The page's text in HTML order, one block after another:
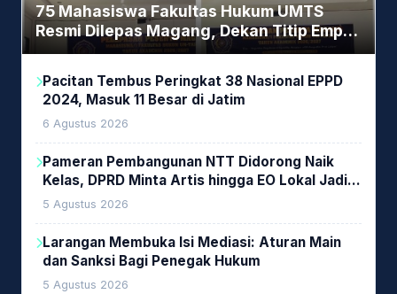
75 Mahasiswa Fakultas Hukum UMTS
Resmi Dilepas Magang, Dekan Titip Empat
Pesan Penting
Pacitan Tembus Peringkat 38 Nasional EPPD
2024, Masuk 11 Besar di Jatim
6 Agustus 2026
Pameran Pembangunan NTT Didorong Naik
Kelas, DPRD Minta Artis hingga EO Lokal Jadi
Prioritas
5 Agustus 2026
Larangan Membuka Isi Mediasi: Aturan Main
dan Sanksi Bagi Penegak Hukum
5 Agustus 2026